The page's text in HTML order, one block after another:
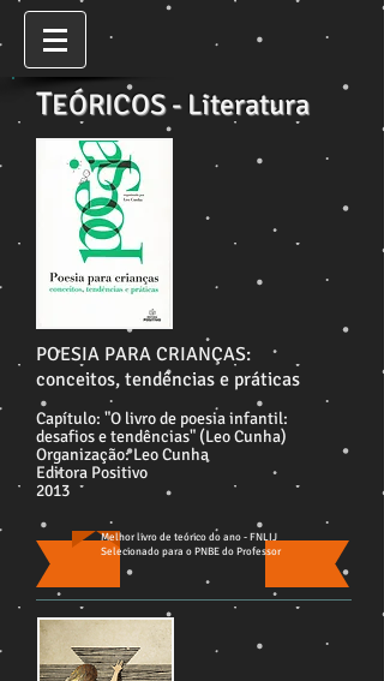
TEÓRICOS - Literatura
POESIA PARA CRIANÇAS:
conceitos, tendências e práticas
Capítulo: "O livro de poesia infantil:
desafios e tendências" (Leo Cunha)
Organização: Leo Cunha
Editora Positivo
2013
Melhor livro de teórico do ano - FNLIJ
Selecionado para o PNBE do Professor